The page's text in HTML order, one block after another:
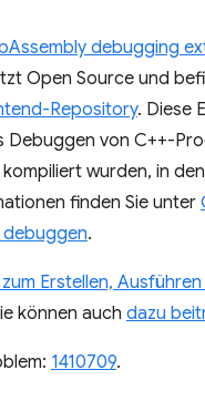
debugging
Open Source und
Repository. Diese
Debuggen von C++-
wurden, in
finden Sie unter
.
Erstellen,
können auch dazu
1410709.